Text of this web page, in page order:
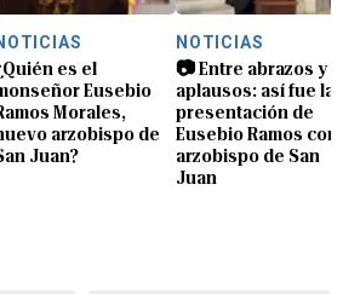
es el
Eusebio
Morales,
arzobispo de
Juan?
NOTICIAS
📷 Entre abrazos y
aplausos: así fue la
presentación de
Eusebio Ramos
arzobispo de San
Juan